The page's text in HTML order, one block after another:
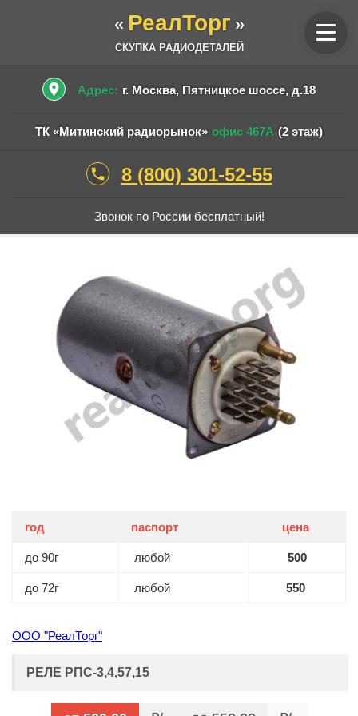
« РеалТорг »
СКУПКА РАДИОДЕТАЛЕЙ
place Адрес: г. Москва, Пятницкое шоссе, д.18
ТК «Митинский радиорынок» офис 467А (2 этаж)
phone 8 (800) 301-52-55
Звонок по России бесплатный!
год паспорт цена
до 90г любой 500
до 72г любой 550
ООО "РеалТорг"
РЕЛЕ РПС-3,4,57,15